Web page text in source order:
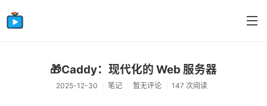
首页
分类
🎁Caddy：现代化的 Web 服务器
2025-12-30 笔记 暂无评论 147 次阅读